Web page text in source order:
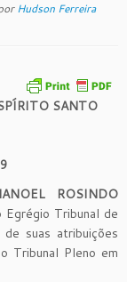
Hudson Ferreira
SANTO
ROSINDO
Tribunal de
suas atribuições
Tribunal Pleno em